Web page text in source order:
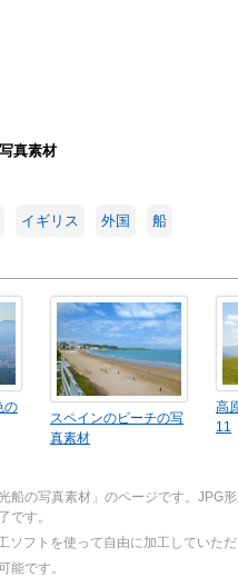
真素材
イギリス 外国 船
の
スペインのビーチの写
真素材
高
11
の写真素材」のページです。JPG
です。
フトを使って自由に加工していただ
能です。